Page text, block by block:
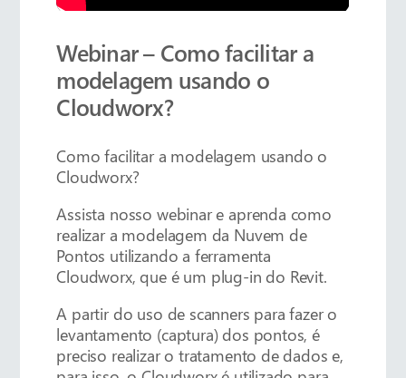
Webinar – Como facilitar a
modelagem usando o
Cloudworx?
Como facilitar a modelagem usando o
Cloudworx?
Assista nosso webinar e aprenda como
realizar a modelagem da Nuvem de
Pontos utilizando a ferramenta
Cloudworx, que é um plug-in do Revit.
A partir do uso de scanners para fazer o
levantamento (captura) dos pontos, é
preciso realizar o tratamento de dados e,